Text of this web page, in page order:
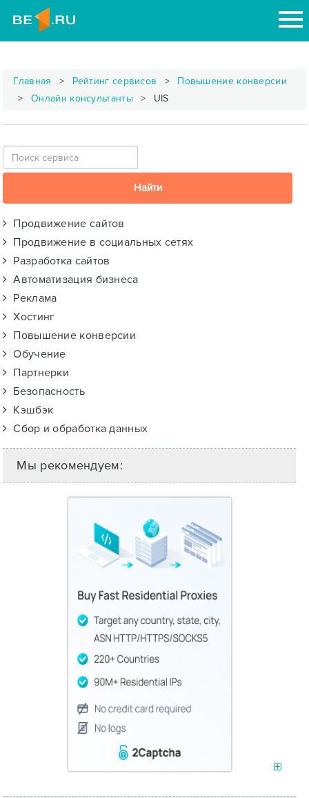
Главная Рейтинг сервисов
Повышение конверсии
Онлайн консультанты
UIS
Продвижение сайтов
Продвижение в социальных сетях
Разработка сайтов
Автоматизация бизнеса
Реклама
Хостинг
Повышение конверсии
Обучение
Партнерки
Безопасность
Кэшбэк
Сбор и обработка данных
Мы рекомендуем: